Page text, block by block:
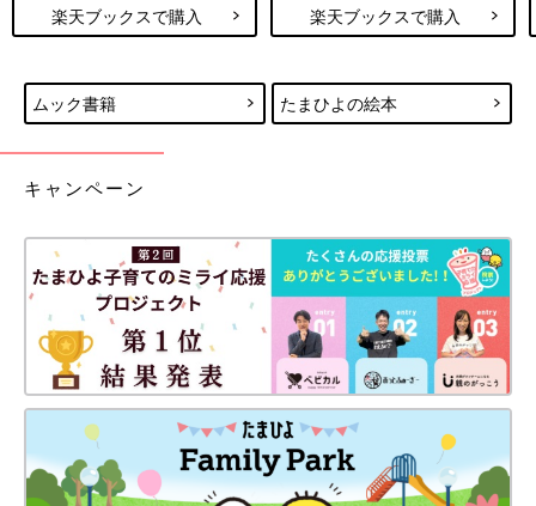
楽天ブックスで購入 楽天ブックスで購入
ムック書籍 たまひよの絵本
キャンペーン